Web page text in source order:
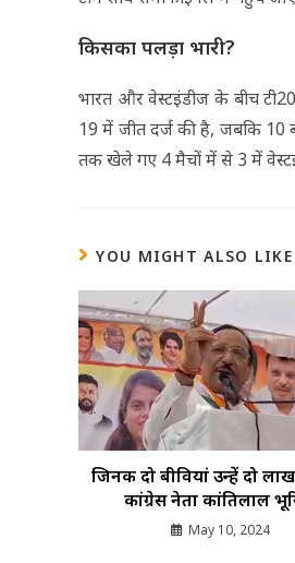
किसका पलड़ा भारी?
भारत और वेस्टइंडीज के बीच
19 में जीत दर्ज की है, जबकि 10
तक खेले गए 4 मैचों में से 3 में
YOU MIGHT ALSO LIKE
जिनकी दो बीवियां उन्हें दो
कांग्रेस नेता कांतिलाल
May 10, 2024